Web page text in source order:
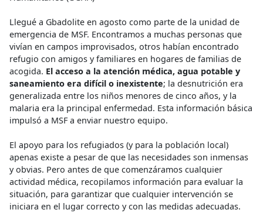
Llegué a Gbadolite en agosto como parte de la unidad de
emergencia de MSF. Encontramos a muchas personas que
vivían en campos improvisados, otros habían encontrado
refugio con amigos y familiares en hogares de familias de
acogida. El acceso a la atención médica, agua potable y
saneamiento era difícil o inexistente; la desnutrición era
generalizada entre los niños menores de cinco años, y la
malaria era la principal enfermedad. Esta información básica
impulsó a MSF a enviar nuestro equipo.
El apoyo para los refugiados (y para la población local)
apenas existe a pesar de que las necesidades son inmensas
y obvias. Pero antes de que comenzáramos cualquier
actividad médica, recopilamos información para evaluar la
situación, para garantizar que cualquier intervención se
iniciara en el lugar correcto y con las medidas adecuadas.